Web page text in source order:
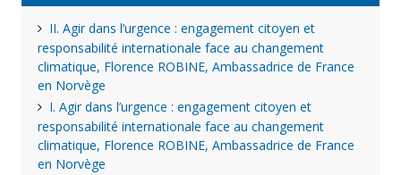
II. Agir dans l’urgence : engagement citoyen et
responsabilité internationale face au changement
climatique, Florence ROBINE, Ambassadrice de France
en Norvège
I. Agir dans l’urgence : engagement citoyen et
responsabilité internationale face au changement
climatique, Florence ROBINE, Ambassadrice de France
en Norvège